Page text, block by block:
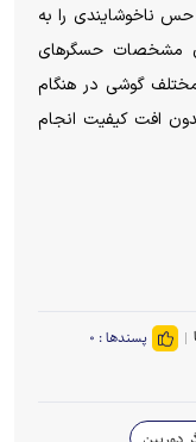
ناخوشایندی را به
مشخصات حسگر‌های
مختلف گوشی در هنگام
افت کیفیت انجام
پسندها : ۰